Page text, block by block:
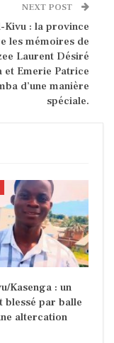
NEXT POST
Kivu : la province
les mémoires de
Laurent Désiré
et Emerie Patrice
d’une manière
spéciale.
Kasenga : un
blessé par balle
altercation